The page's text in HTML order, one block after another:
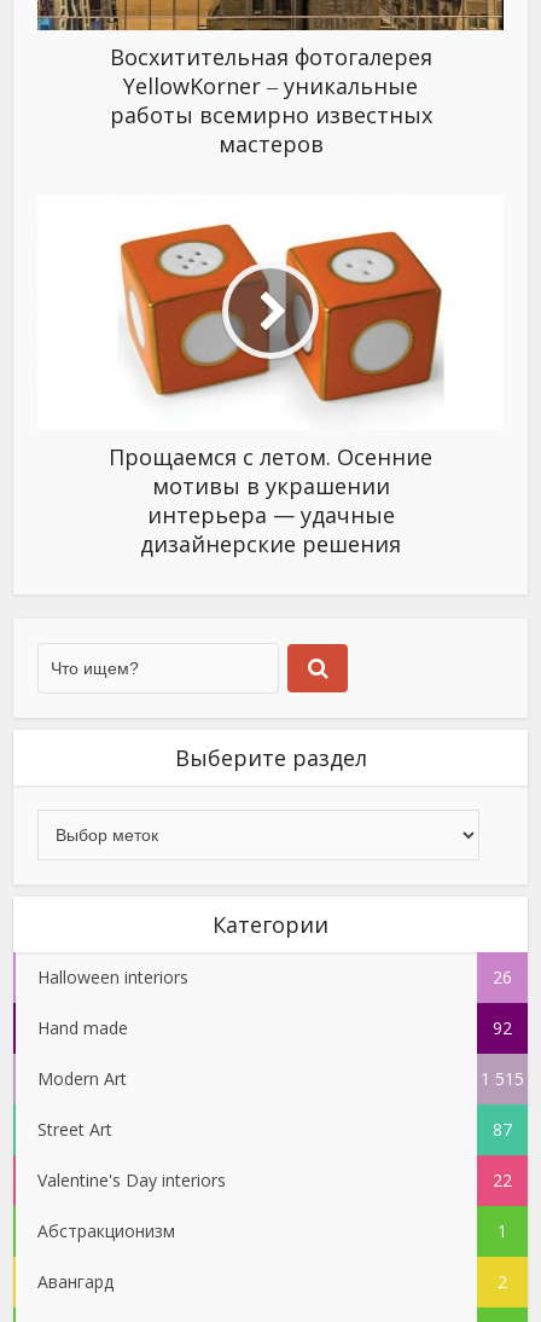
Восхитительная фотогалерея
YellowKorner ‒ уникальные
работы всемирно известных
мастеров
Прощаемся с летом. Осенние
мотивы в украшении
интерьера — удачные
дизайнерские решения
Выберите раздел
Категории
Halloween interiors 26
Hand made 92
Modern Art 1 515
Street Art 87
Valentine's Day interiors 22
Абстракционизм 1
Авангард 2